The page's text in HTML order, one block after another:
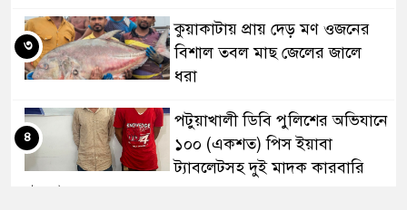
কুয়াকাটায় প্রায় দেড় মণ ওজনের
বিশাল তবল মাছ জেলের জালে
ধরা
৩
পটুয়াখালী ডিবি পুলিশের অভিযানে
১০০ (একশত) পিস ইয়াবা
ট্যাবলেটসহ দুই মাদক কারবারি
গ্রেফতার।
৪